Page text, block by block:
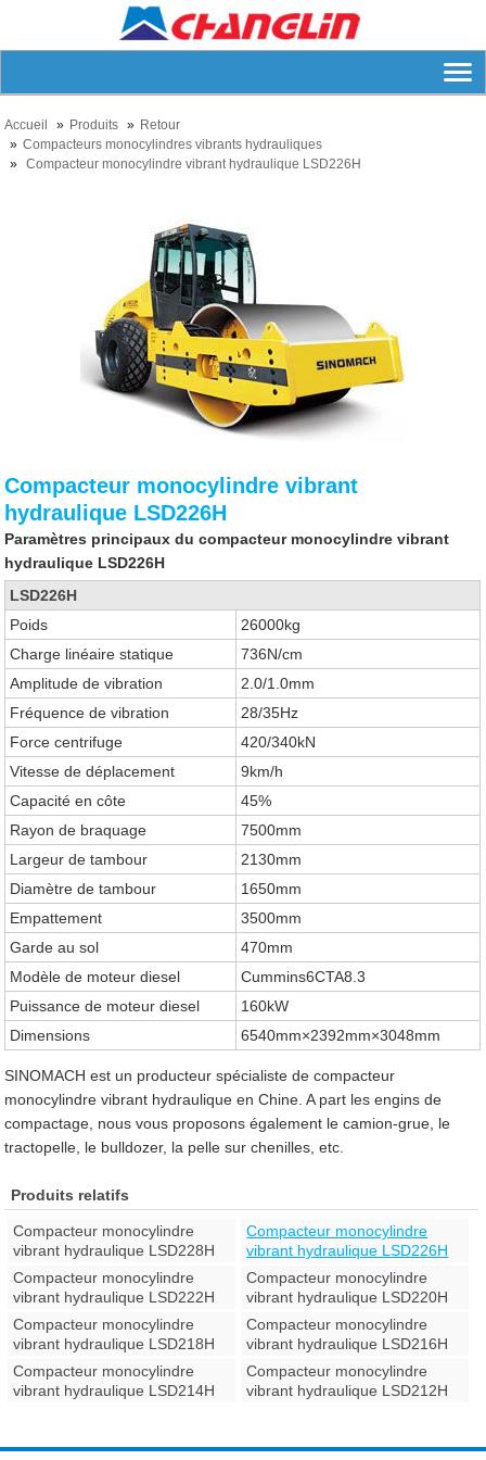
Accueil Produits
Retour
Compacteurs monocylindres vibrants hydrauliques
Compacteur monocylindre vibrant hydraulique LSD226H
Compacteur monocylindre vibrant
hydraulique LSD226H
Paramètres principaux du compacteur monocylindre vibrant
hydraulique LSD226H
LSD226H
Poids
26000kg
Charge linéaire statique
736N/cm
Amplitude de vibration
2.0/1.0mm
Fréquence de vibration
28/35Hz
Force centrifuge
420/340kN
Vitesse de déplacement
9km/h
Capacité en côte
45%
Rayon de braquage
7500mm
Largeur de tambour
2130mm
Diamètre de tambour
1650mm
Empattement
3500mm
Garde au sol
470mm
Modèle de moteur diesel
Cummins6CTA8.3
Puissance de moteur diesel
160kW
Dimensions
6540mm×2392mm×3048mm
SINOMACH est un producteur spécialiste de compacteur
monocylindre vibrant hydraulique en Chine. A part les engins de
compactage, nous vous proposons également le camion-grue, le
tractopelle, le bulldozer, la pelle sur chenilles, etc.
Produits relatifs
Compacteur monocylindre
vibrant hydraulique LSD228H
Compacteur monocylindre
vibrant hydraulique LSD226H
Compacteur monocylindre
vibrant hydraulique LSD222H
Compacteur monocylindre
vibrant hydraulique LSD220H
Compacteur monocylindre
vibrant hydraulique LSD218H
Compacteur monocylindre
vibrant hydraulique LSD216H
Compacteur monocylindre
vibrant hydraulique LSD214H
Compacteur monocylindre
vibrant hydraulique LSD212H